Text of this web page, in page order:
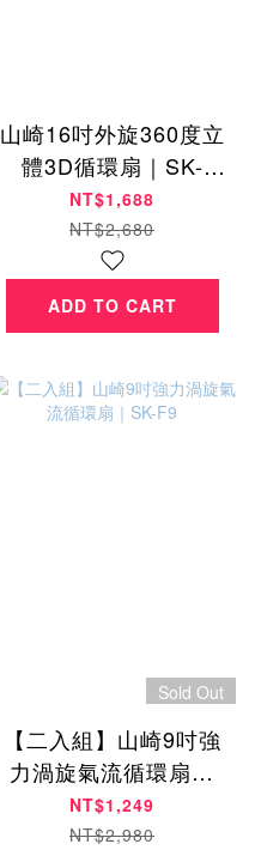
山崎16吋外旋360度立
體3D循環扇｜SK-
1685S
NT$1,688
NT$2,680
ADD TO CART
Sold Out
【二入組】山崎9吋強
力渦旋氣流循環扇｜
SK-F9
NT$1,249
NT$2,980